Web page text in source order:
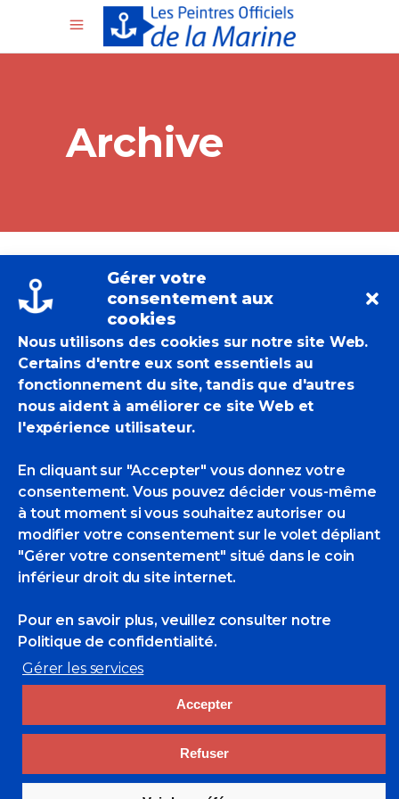
Gérer votre
consentement aux
cookies
Nous utilisons des cookies sur notre site Web.
Certains d'entre eux sont essentiels au
fonctionnement du site, tandis que d'autres
nous aident à améliorer ce site Web et
l'expérience utilisateur.
En cliquant sur "Accepter" vous donnez votre
consentement. Vous pouvez décider vous-même
à tout moment si vous souhaitez autoriser ou
modifier votre consentement sur le volet dépliant
"Gérer votre consentement" situé dans le coin
inférieur droit du site internet.
Pour en savoir plus, veuillez consulter notre
Politique de confidentialité.
Gérer les services
Accepter
Refuser
Archive
Dirk Verdoorn
Peintres U-Z